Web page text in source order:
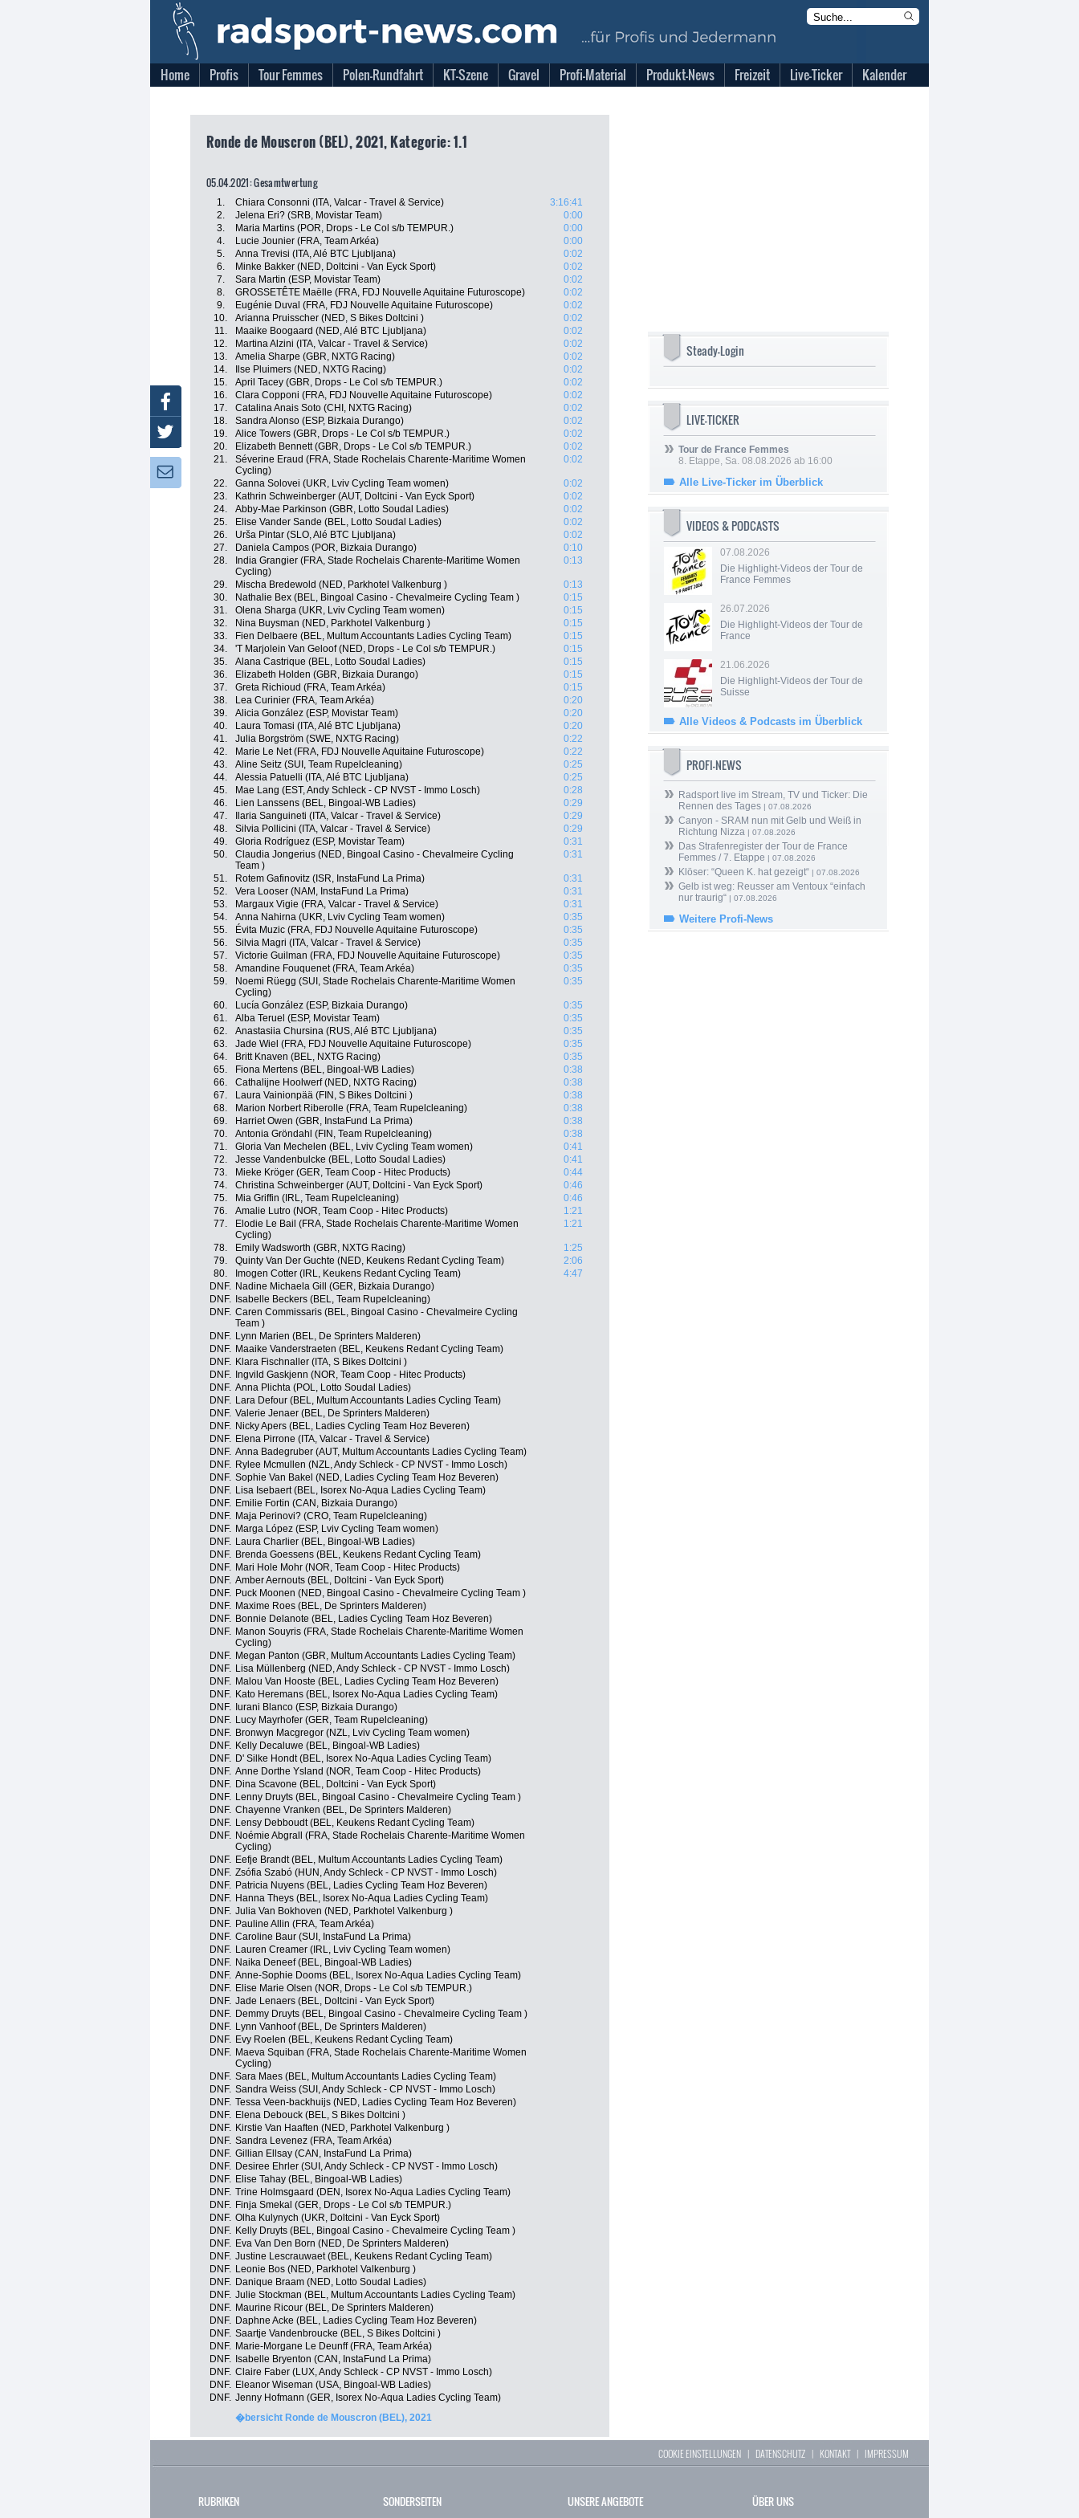
Home Profis Tour Femmes Polen-Rundfahrt KT-Szene Gravel Profi-Material Produkt-News Freizeit Live-Ticker Kalender
Ronde de Mouscron (BEL), 2021, Kategorie: 1.1
05.04.2021: Gesamtwertung
1. Chiara Consonni (ITA, Valcar - Travel & Service)
3:16:41
2.
Jelena Eri? (SRB, Movistar Team)
0:00
3.
Maria Martins (POR, Drops - Le Col s/b TEMPUR.)
0:00
4.
Lucie Jounier (FRA, Team Arkéa)
0:00
5.
Anna Trevisi (ITA, Alé BTC Ljubljana)
0:02
6.
Minke Bakker (NED, Doltcini - Van Eyck Sport)
0:02
7.
Sara Martin (ESP, Movistar Team)
0:02
8.
GROSSETÊTE Maëlle (FRA, FDJ Nouvelle Aquitaine Futuroscope)
0:02
9.
Eugénie Duval (FRA, FDJ Nouvelle Aquitaine Futuroscope)
0:02
10.
Arianna Pruisscher (NED, S Bikes Doltcini )
0:02
11.
Maaike Boogaard (NED, Alé BTC Ljubljana)
0:02
12.
Martina Alzini (ITA, Valcar - Travel & Service)
0:02
13.
Amelia Sharpe (GBR, NXTG Racing)
0:02
14.
Ilse Pluimers (NED, NXTG Racing)
0:02
15.
April Tacey (GBR, Drops - Le Col s/b TEMPUR.)
0:02
16.
Clara Copponi (FRA, FDJ Nouvelle Aquitaine Futuroscope)
0:02
17.
Catalina Anais Soto (CHI, NXTG Racing)
0:02
18.
Sandra Alonso (ESP, Bizkaia Durango)
0:02
19.
Alice Towers (GBR, Drops - Le Col s/b TEMPUR.)
0:02
20.
Elizabeth Bennett (GBR, Drops - Le Col s/b TEMPUR.)
0:02
21.
Séverine Eraud (FRA, Stade Rochelais Charente-Maritime Women
Cycling)
0:02
22. Ganna Solovei (UKR, Lviv Cycling Team women)
0:02
23.
Kathrin Schweinberger (AUT, Doltcini - Van Eyck Sport)
0:02
24.
Abby-Mae Parkinson (GBR, Lotto Soudal Ladies)
0:02
25.
Elise Vander Sande (BEL, Lotto Soudal Ladies)
0:02
26.
Urša Pintar (SLO, Alé BTC Ljubljana)
0:02
27.
Daniela Campos (POR, Bizkaia Durango)
0:10
28.
India Grangier (FRA, Stade Rochelais Charente-Maritime Women
Cycling)
0:13
29. Mischa Bredewold (NED, Parkhotel Valkenburg )
0:13
30.
Nathalie Bex (BEL, Bingoal Casino - Chevalmeire Cycling Team )
0:15
31.
Olena Sharga (UKR, Lviv Cycling Team women)
0:15
32.
Nina Buysman (NED, Parkhotel Valkenburg )
0:15
33.
Fien Delbaere (BEL, Multum Accountants Ladies Cycling Team)
0:15
34.
'T Marjolein Van Geloof (NED, Drops - Le Col s/b TEMPUR.)
0:15
35.
Alana Castrique (BEL, Lotto Soudal Ladies)
0:15
36.
Elizabeth Holden (GBR, Bizkaia Durango)
0:15
37.
Greta Richioud (FRA, Team Arkéa)
0:15
38.
Lea Curinier (FRA, Team Arkéa)
0:20
39.
Alicia González (ESP, Movistar Team)
0:20
40.
Laura Tomasi (ITA, Alé BTC Ljubljana)
0:20
41.
Julia Borgström (SWE, NXTG Racing)
0:22
42.
Marie Le Net (FRA, FDJ Nouvelle Aquitaine Futuroscope)
0:22
43.
Aline Seitz (SUI, Team Rupelcleaning)
0:25
44.
Alessia Patuelli (ITA, Alé BTC Ljubljana)
0:25
45.
Mae Lang (EST, Andy Schleck - CP NVST - Immo Losch)
0:28
46.
Lien Lanssens (BEL, Bingoal-WB Ladies)
0:29
47.
Ilaria Sanguineti (ITA, Valcar - Travel & Service)
0:29
48.
Silvia Pollicini (ITA, Valcar - Travel & Service)
0:29
49.
Gloria Rodríguez (ESP, Movistar Team)
0:31
50.
Claudia Jongerius (NED, Bingoal Casino - Chevalmeire Cycling
Team )
0:31
51. Rotem Gafinovitz (ISR, InstaFund La Prima)
0:31
52.
Vera Looser (NAM, InstaFund La Prima)
0:31
53.
Margaux Vigie (FRA, Valcar - Travel & Service)
0:31
54.
Anna Nahirna (UKR, Lviv Cycling Team women)
0:35
55.
Évita Muzic (FRA, FDJ Nouvelle Aquitaine Futuroscope)
0:35
56.
Silvia Magri (ITA, Valcar - Travel & Service)
0:35
57.
Victorie Guilman (FRA, FDJ Nouvelle Aquitaine Futuroscope)
0:35
58.
Amandine Fouquenet (FRA, Team Arkéa)
0:35
59.
Noemi Rüegg (SUI, Stade Rochelais Charente-Maritime Women
Cycling)
0:35
60. Lucía González (ESP, Bizkaia Durango)
0:35
61.
Alba Teruel (ESP, Movistar Team)
0:35
62.
Anastasiia Chursina (RUS, Alé BTC Ljubljana)
0:35
63.
Jade Wiel (FRA, FDJ Nouvelle Aquitaine Futuroscope)
0:35
64.
Britt Knaven (BEL, NXTG Racing)
0:35
65.
Fiona Mertens (BEL, Bingoal-WB Ladies)
0:38
66.
Cathalijne Hoolwerf (NED, NXTG Racing)
0:38
67.
Laura Vainionpää (FIN, S Bikes Doltcini )
0:38
68.
Marion Norbert Riberolle (FRA, Team Rupelcleaning)
0:38
69.
Harriet Owen (GBR, InstaFund La Prima)
0:38
70.
Antonia Gröndahl (FIN, Team Rupelcleaning)
0:38
71.
Gloria Van Mechelen (BEL, Lviv Cycling Team women)
0:41
72.
Jesse Vandenbulcke (BEL, Lotto Soudal Ladies)
0:41
73.
Mieke Kröger (GER, Team Coop - Hitec Products)
0:44
74.
Christina Schweinberger (AUT, Doltcini - Van Eyck Sport)
0:46
75.
Mia Griffin (IRL, Team Rupelcleaning)
0:46
76.
Amalie Lutro (NOR, Team Coop - Hitec Products)
1:21
77.
Elodie Le Bail (FRA, Stade Rochelais Charente-Maritime Women
Cycling)
1:21
78. Emily Wadsworth (GBR, NXTG Racing)
1:25
79.
Quinty Van Der Guchte (NED, Keukens Redant Cycling Team)
2:06
80.
Imogen Cotter (IRL, Keukens Redant Cycling Team)
4:47
DNF. Nadine Michaela Gill (GER, Bizkaia Durango)
DNF. Isabelle Beckers (BEL, Team Rupelcleaning)
DNF. Caren Commissaris (BEL, Bingoal Casino - Chevalmeire Cycling
Team )
DNF. Lynn Marien (BEL, De Sprinters Malderen)
DNF. Maaike Vanderstraeten (BEL, Keukens Redant Cycling Team)
DNF. Klara Fischnaller (ITA, S Bikes Doltcini )
DNF. Ingvild Gaskjenn (NOR, Team Coop - Hitec Products)
DNF. Anna Plichta (POL, Lotto Soudal Ladies)
DNF. Lara Defour (BEL, Multum Accountants Ladies Cycling Team)
DNF. Valerie Jenaer (BEL, De Sprinters Malderen)
DNF. Nicky Apers (BEL, Ladies Cycling Team Hoz Beveren)
DNF. Elena Pirrone (ITA, Valcar - Travel & Service)
DNF. Anna Badegruber (AUT, Multum Accountants Ladies Cycling Team)
DNF. Rylee Mcmullen (NZL, Andy Schleck - CP NVST - Immo Losch)
DNF. Sophie Van Bakel (NED, Ladies Cycling Team Hoz Beveren)
DNF. Lisa Isebaert (BEL, Isorex No-Aqua Ladies Cycling Team)
DNF. Emilie Fortin (CAN, Bizkaia Durango)
DNF. Maja Perinovi? (CRO, Team Rupelcleaning)
DNF. Marga López (ESP, Lviv Cycling Team women)
DNF. Laura Charlier (BEL, Bingoal-WB Ladies)
DNF. Brenda Goessens (BEL, Keukens Redant Cycling Team)
DNF. Mari Hole Mohr (NOR, Team Coop - Hitec Products)
DNF. Amber Aernouts (BEL, Doltcini - Van Eyck Sport)
DNF. Puck Moonen (NED, Bingoal Casino - Chevalmeire Cycling Team )
DNF. Maxime Roes (BEL, De Sprinters Malderen)
DNF. Bonnie Delanote (BEL, Ladies Cycling Team Hoz Beveren)
DNF. Manon Souyris (FRA, Stade Rochelais Charente-Maritime Women
Cycling)
DNF. Megan Panton (GBR, Multum Accountants Ladies Cycling Team)
DNF. Lisa Müllenberg (NED, Andy Schleck - CP NVST - Immo Losch)
DNF. Malou Van Hooste (BEL, Ladies Cycling Team Hoz Beveren)
DNF. Kato Heremans (BEL, Isorex No-Aqua Ladies Cycling Team)
DNF. Iurani Blanco (ESP, Bizkaia Durango)
DNF. Lucy Mayrhofer (GER, Team Rupelcleaning)
DNF. Bronwyn Macgregor (NZL, Lviv Cycling Team women)
DNF. Kelly Decaluwe (BEL, Bingoal-WB Ladies)
DNF. D' Silke Hondt (BEL, Isorex No-Aqua Ladies Cycling Team)
DNF. Anne Dorthe Ysland (NOR, Team Coop - Hitec Products)
DNF. Dina Scavone (BEL, Doltcini - Van Eyck Sport)
DNF. Lenny Druyts (BEL, Bingoal Casino - Chevalmeire Cycling Team )
DNF. Chayenne Vranken (BEL, De Sprinters Malderen)
DNF. Lensy Debboudt (BEL, Keukens Redant Cycling Team)
DNF. Noémie Abgrall (FRA, Stade Rochelais Charente-Maritime Women
Cycling)
DNF. Eefje Brandt (BEL, Multum Accountants Ladies Cycling Team)
DNF. Zsófia Szabó (HUN, Andy Schleck - CP NVST - Immo Losch)
DNF. Patricia Nuyens (BEL, Ladies Cycling Team Hoz Beveren)
DNF. Hanna Theys (BEL, Isorex No-Aqua Ladies Cycling Team)
DNF. Julia Van Bokhoven (NED, Parkhotel Valkenburg )
DNF. Pauline Allin (FRA, Team Arkéa)
DNF. Caroline Baur (SUI, InstaFund La Prima)
DNF. Lauren Creamer (IRL, Lviv Cycling Team women)
DNF. Naika Deneef (BEL, Bingoal-WB Ladies)
DNF. Anne-Sophie Dooms (BEL, Isorex No-Aqua Ladies Cycling Team)
DNF. Elise Marie Olsen (NOR, Drops - Le Col s/b TEMPUR.)
DNF. Jade Lenaers (BEL, Doltcini - Van Eyck Sport)
DNF. Demmy Druyts (BEL, Bingoal Casino - Chevalmeire Cycling Team )
DNF. Lynn Vanhoof (BEL, De Sprinters Malderen)
DNF. Evy Roelen (BEL, Keukens Redant Cycling Team)
DNF. Maeva Squiban (FRA, Stade Rochelais Charente-Maritime Women
Cycling)
DNF. Sara Maes (BEL, Multum Accountants Ladies Cycling Team)
DNF. Sandra Weiss (SUI, Andy Schleck - CP NVST - Immo Losch)
DNF. Tessa Veen-backhuijs (NED, Ladies Cycling Team Hoz Beveren)
DNF. Elena Debouck (BEL, S Bikes Doltcini )
DNF. Kirstie Van Haaften (NED, Parkhotel Valkenburg )
DNF. Sandra Levenez (FRA, Team Arkéa)
DNF. Gillian Ellsay (CAN, InstaFund La Prima)
DNF. Desiree Ehrler (SUI, Andy Schleck - CP NVST - Immo Losch)
DNF. Elise Tahay (BEL, Bingoal-WB Ladies)
DNF. Trine Holmsgaard (DEN, Isorex No-Aqua Ladies Cycling Team)
DNF. Finja Smekal (GER, Drops - Le Col s/b TEMPUR.)
DNF. Olha Kulynych (UKR, Doltcini - Van Eyck Sport)
DNF. Kelly Druyts (BEL, Bingoal Casino - Chevalmeire Cycling Team )
DNF. Eva Van Den Born (NED, De Sprinters Malderen)
DNF. Justine Lescrauwaet (BEL, Keukens Redant Cycling Team)
DNF. Leonie Bos (NED, Parkhotel Valkenburg )
DNF. Danique Braam (NED, Lotto Soudal Ladies)
DNF. Julie Stockman (BEL, Multum Accountants Ladies Cycling Team)
DNF. Maurine Ricour (BEL, De Sprinters Malderen)
DNF. Daphne Acke (BEL, Ladies Cycling Team Hoz Beveren)
DNF. Saartje Vandenbroucke (BEL, S Bikes Doltcini )
DNF. Marie-Morgane Le Deunff (FRA, Team Arkéa)
DNF. Isabelle Bryenton (CAN, InstaFund La Prima)
DNF. Claire Faber (LUX, Andy Schleck - CP NVST - Immo Losch)
DNF. Eleanor Wiseman (USA, Bingoal-WB Ladies)
DNF. Jenny Hofmann (GER, Isorex No-Aqua Ladies Cycling Team)
�bersicht Ronde de Mouscron (BEL), 2021
Steady-Login
LIVE-TICKER
Tour de France Femmes
8. Etappe, Sa. 08.08.2026 ab 16:00
Alle Live-Ticker im Überblick
VIDEOS & PODCASTS
07.08.2026
Die Highlight-Videos der Tour de
France Femmes
26.07.2026
Die Highlight-Videos der Tour de
France
21.06.2026
Die Highlight-Videos der Tour de
Suisse
Alle Videos & Podcasts im Überblick
PROFI-NEWS
Radsport live im Stream, TV und Ticker: Die
Rennen des Tages | 07.08.2026
Canyon - SRAM nun mit Gelb und Weiß in
Richtung Nizza | 07.08.2026
Das Strafenregister der Tour de France
Femmes / 7. Etappe | 07.08.2026
Klöser: “Queen K. hat gezeigt“ | 07.08.2026
Gelb ist weg: Reusser am Ventoux “einfach
nur traurig“ | 07.08.2026
Weitere Profi-News
Facebook
Twitter
Newsletter:
COOKIE EINSTELLUNGEN | DATENSCHUTZ | KONTAKT| IMPRESSUM
RUBRIKEN SONDERSEITEN UNSERE ANGEBOTE ÜBER UNS